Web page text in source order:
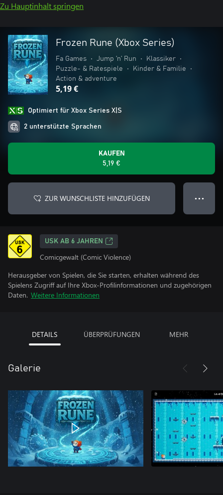
Zu Hauptinhalt springen
Frozen Rune (Xbox Series)
Fa Games • Jump ’n’ Run • Klassiker
•
Puzzle- & Ratespiele
• Kinder & Familie
•
Action & adventure
5,19 €
Optimiert für Xbox Series X|S
2 unterstützte Sprachen
KAUFEN
5,19 €
ZUR WUNSCHLISTE HINZUFÜGEN ● ● ●
USK AB 6 JAHREN
Comicgewalt (Comic Violence)
Herausgeber von Spielen, die Sie starten, erhalten während des
Spielens Zugriff auf Ihre Xbox-Profilinformationen und zugehörigen
Daten. Weitere Informationen
DETAILS ÜBERPRÜFUNGEN MEHR
Galerie